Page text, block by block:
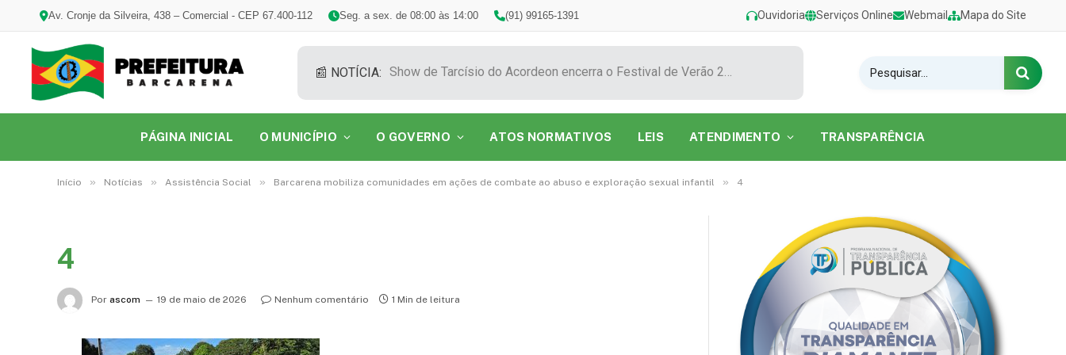
Av. Cronje da Silveira, 438 – Comercial - CEP 67.400-112 Seg. a sex. de 08:00 às 14:00 (91) 99165-1391 Ouvidoria Serviços Online Webmail Mapa do Site
📰 NOTÍCIA: Show de Tarcísio do Acordeon encerra o Festival de Verão 2026 na Praia do Caripi
PÁGINA INICIAL O MUNICÍPIO O GOVERNO ATOS NORMATIVOS LEIS ATENDIMENTO TRANSPARÊNCIA
Início » Notícias » Assistência Social » Barcarena mobiliza comunidades em ações de combate ao abuso e exploração sexual infantil » 4
4
Por ascom 19 de maio de 2026 Nenhum comentário 1 Min de leitura